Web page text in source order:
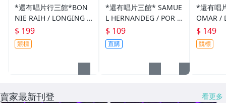
*還有唱片行三館*BON
NIE RAIH / LONGING I
N THEIR HEAR 二手 ZZ
15930(競標)
$ 199
競標
*還有唱片三館* SAMUE
L HERNANDEG / POR S
I NO HAY 二手 ZZ0307
(封面底破)
$ 109
直購
*還有唱
OMAR /
$ 149
競標
賣家最新刊登 看更多